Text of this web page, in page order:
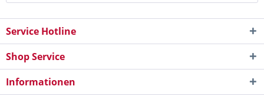
Service Hotline
Shop Service
Informationen